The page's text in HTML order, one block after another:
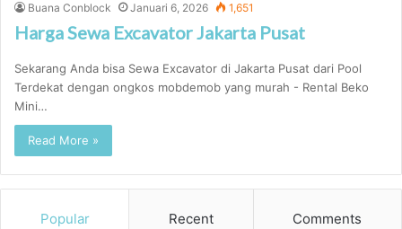
Buana Conblock Januari 6, 2026 1,651
Harga Sewa Excavator Jakarta Pusat
Sekarang Anda bisa Sewa Excavator di Jakarta Pusat dari Pool
Terdekat dengan ongkos mobdemob yang murah - Rental Beko
Mini…
Read More »
Popular Recent Comments